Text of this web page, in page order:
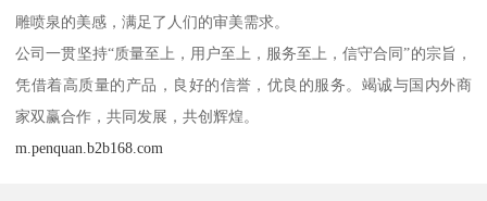
雕喷泉的美感，满足了人们的审美需求。
公司一贯坚持“质量至上，用户至上，服务至上，信守合同”的宗旨，
凭借着高质量的产品，良好的信誉，优良的服务。竭诚与国内外商
家双赢合作，共同发展，共创辉煌。
m.penquan.b2b168.com